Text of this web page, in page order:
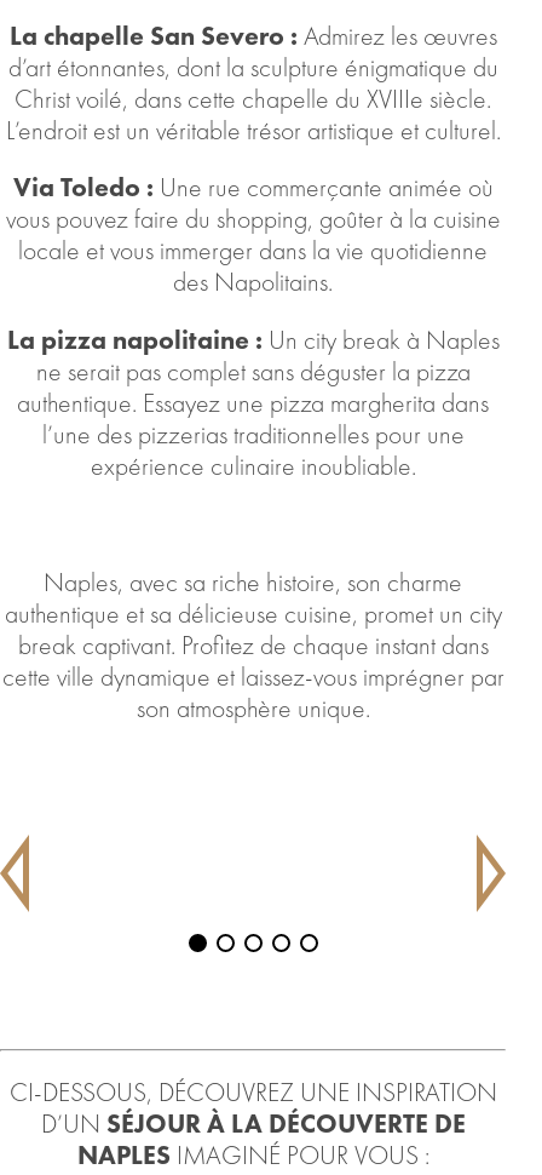
La chapelle San Severo : Admirez les œuvres
d’art étonnantes, dont la sculpture énigmatique du
Christ voilé, dans cette chapelle du XVIIIe siècle.
L’endroit est un véritable trésor artistique et culturel.
Via Toledo : Une rue commerçante animée où
vous pouvez faire du shopping, goûter à la cuisine
locale et vous immerger dans la vie quotidienne
des Napolitains.
La pizza napolitaine : Un city break à Naples
ne serait pas complet sans déguster la pizza
authentique. Essayez une pizza margherita dans
l’une des pizzerias traditionnelles pour une
expérience culinaire inoubliable.
Naples, avec sa riche histoire, son charme
authentique et sa délicieuse cuisine, promet un city
break captivant. Profitez de chaque instant dans
cette ville dynamique et laissez-vous imprégner par
son atmosphère unique.
CI-DESSOUS, DÉCOUVREZ UNE INSPIRATION
D’UN SÉJOUR À LA DÉCOUVERTE DE
NAPLES IMAGINÉ POUR VOUS :